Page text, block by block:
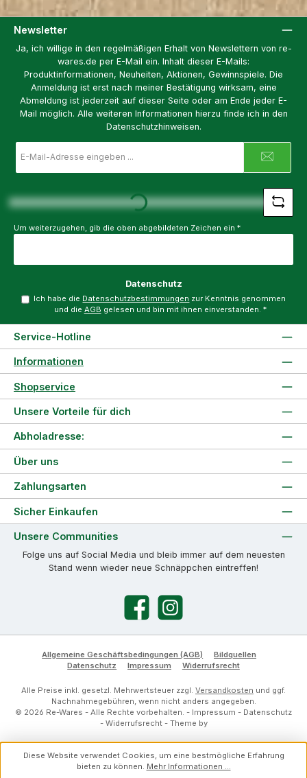
Newsletter
Ja, ich willige in den regelmäßigen Erhalt von Newslettern von re-
wares.de per E-Mail ein. Inhalt dieser E-Mails:
Produktinformationen, Neuheiten, Aktionen, Gewinnspiele. Die
Anmeldung ist erst nach meiner Bestätigung wirksam, eine
Abmeldung ist jederzeit auf dieser Seite oder am Ende jeder E-
Mail möglich. Alle weiteren Informationen hierzu finde ich in den
Datenschutzhinweisen.
Mail-
Loading...
Um weiterzugehen, gib die oben abgebildeten Zeichen ein *
Datenschutz
Ich habe die Datenschutzbestimmungen zur Kenntnis genommen
und die AGB gelesen und bin mit ihnen einverstanden. *
Service-Hotline
Informationen
Shopservice
Unsere Vorteile für dich
Über uns
Zahlungsarten
Abholadresse:
Sicher Einkaufen
Unsere Communities
Folge uns auf Social Media und bleib immer auf dem neuesten
Stand wenn wieder neue Schnäppchen eintreffen!
FacebookInstagram
Allgemeine Geschäftsbedingungen (AGB)
Bildquellen
Datenschutz
Impressum Widerrufsrecht
Alle Preise inkl. gesetzl. Mehrwertsteuer zzgl. Versandkosten und ggf.
Nachnahmegebühren, wenn nicht anders angegeben.
© 2026 Re-Wares - Alle Rechte vorbehalten. - Impressum - Datenschutz
- Widerrufsrecht- Theme by
Diese Website verwendet Cookies, um eine bestmögliche Erfahrung
bieten zu können. Mehr Informationen ...